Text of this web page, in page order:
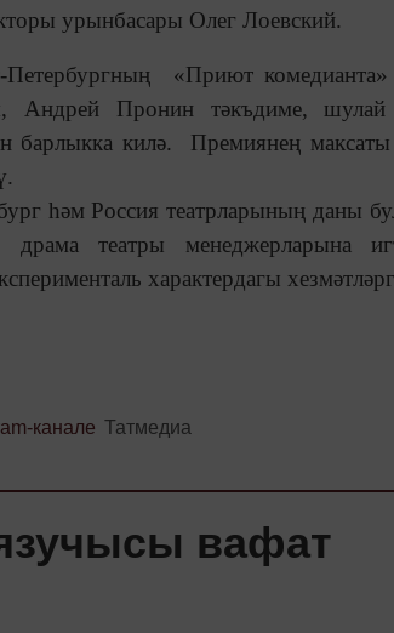
урынбасары Олег Лоевский.
«Приют комедианта»
Андрей Пронин тәкъдиме,
барлыкка килә. Премиянең
һәм Россия театрларының даны
драма театры менеджерларына
характердагы
канале Татмедиа
вафат